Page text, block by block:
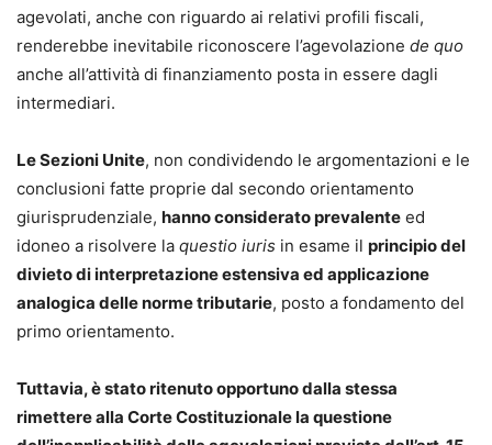
agevolati, anche con riguardo ai relativi profili fiscali,
renderebbe inevitabile riconoscere l’agevolazione de quo
anche all’attività di finanziamento posta in essere dagli
intermediari.
Le Sezioni Unite, non condividendo le argomentazioni e le
conclusioni fatte proprie dal secondo orientamento
giurisprudenziale, hanno considerato prevalente ed
idoneo a risolvere la questio iuris in esame il principio del
divieto di interpretazione estensiva ed applicazione
analogica delle norme tributarie, posto a fondamento del
primo orientamento.
Tuttavia, è stato ritenuto opportuno dalla stessa
rimettere alla Corte Costituzionale la questione